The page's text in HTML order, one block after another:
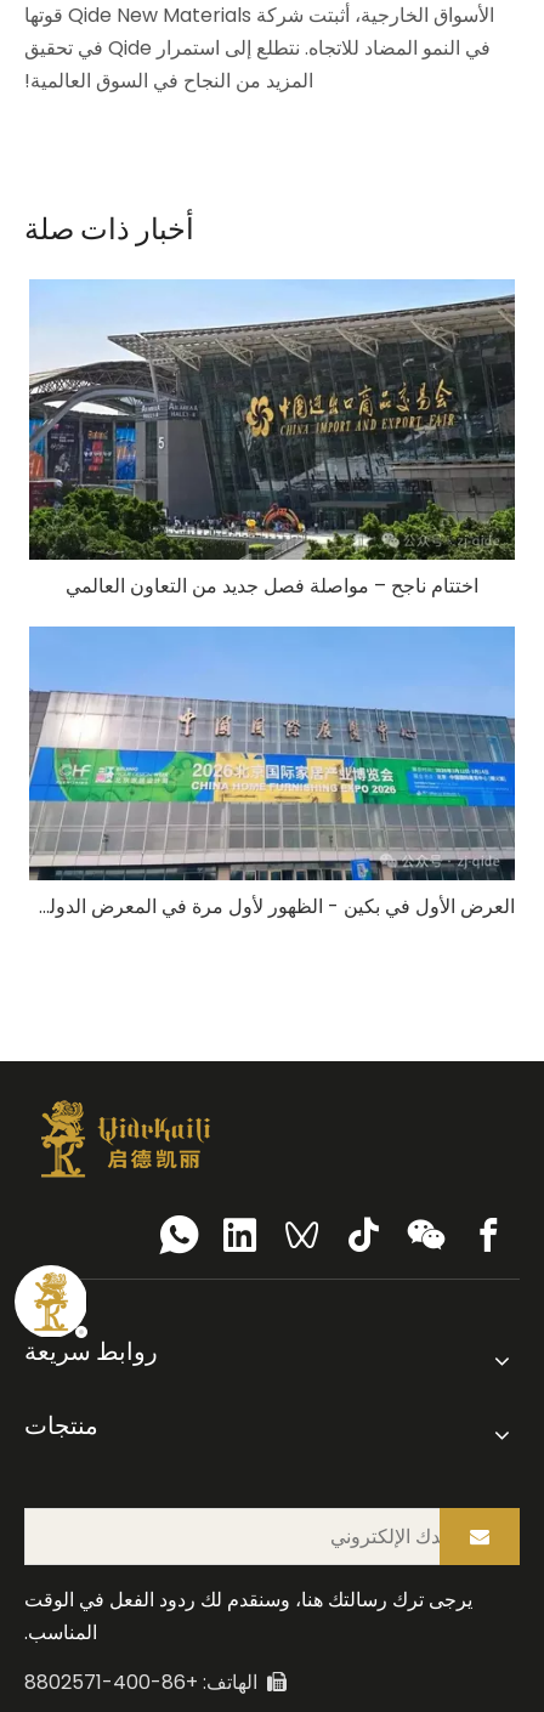
الأسواق الخارجية، أثبتت شركة Qide New Materials قوتها
في النمو المضاد للاتجاه. نتطلع إلى استمرار Qide في تحقيق
المزيد من النجاح في السوق العالمية!
أخبار ذات صلة
اختتام ناجح – مواصلة فصل جديد من التعاون العالمي
العرض الأول في بكين - الظهور لأول مرة في المعرض الدولي لتأثيث المنزل
روابط سريعة
منتجات
يرجى ترك رسالتك هنا، وسنقدم لك ردود الفعل في الوقت
المناسب.
 الهاتف: +86-400-8802571